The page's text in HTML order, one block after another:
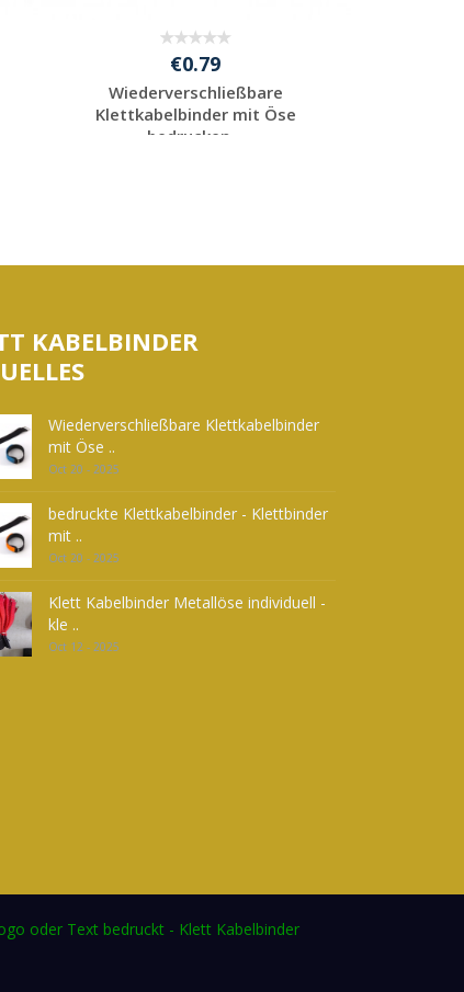
€0.79
Wiederverschließbare
Klettkabelbinder mit Öse
bedrucken...
KABELBINDER
Wiederverschließbare Klettkabelbinder
mit Öse ..
Oct 20 - 2025
bedruckte Klettkabelbinder - Klettbinder
mit ..
Oct 20 - 2025
Klett Kabelbinder Metallöse individuell -
kle ..
Oct 12 - 2025
oder Text bedruckt - Klett Kabelbinder